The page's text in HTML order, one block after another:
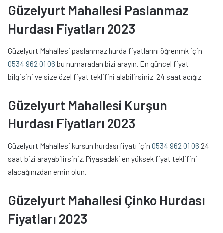
Güzelyurt Mahallesi Paslanmaz
Hurdası Fiyatları 2023
Güzelyurt Mahallesi paslanmaz hurda fiyatlarını öğrenmk için
0534 962 01 06 bu numaradan bizi arayın. En güncel fiyat
bilgisini ve size özel fiyat teklifini alabilirsiniz. 24 saat açığız.
Güzelyurt Mahallesi Kurşun
Hurdası Fiyatları 2023
Güzelyurt Mahallesi kurşun hurdası fiyatı için 0534 962 01 06 24
saat bizi arayabilirsiniz. Piyasadaki en yüksek fiyat teklifini
alacağınızdan emin olun.
Güzelyurt Mahallesi Çinko Hurdası
Fiyatları 2023